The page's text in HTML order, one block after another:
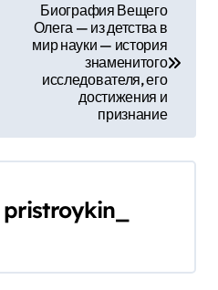
Биография Вещего
Олега — из детства в
мир науки — история
знаменитого
исследователя, его
достижения и
признание
pristroykin_